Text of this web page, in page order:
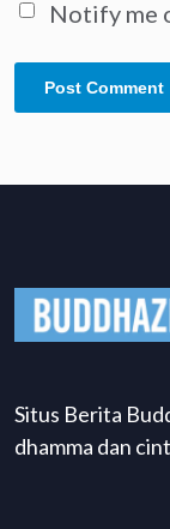
Notify me
Situs Berita
dhamma dan